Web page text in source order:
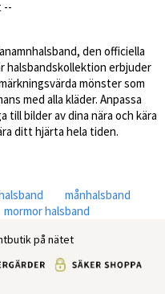
--
den officiella
halsbandskollektion erbjuder
mönster som
med alla kläder. Anpassa
bilder av dina nära och kära
ditt hjärta hela tiden.
månhalsband
mormor halsband
på nätet